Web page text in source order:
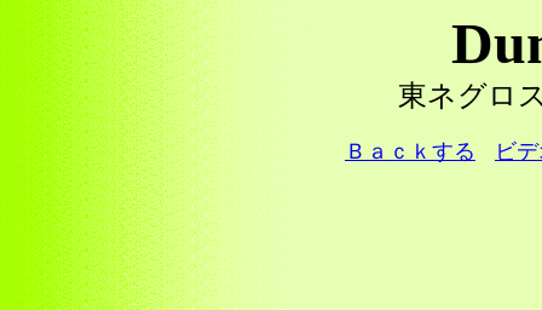
東ネグロ
Ｂａｃｋする ビ